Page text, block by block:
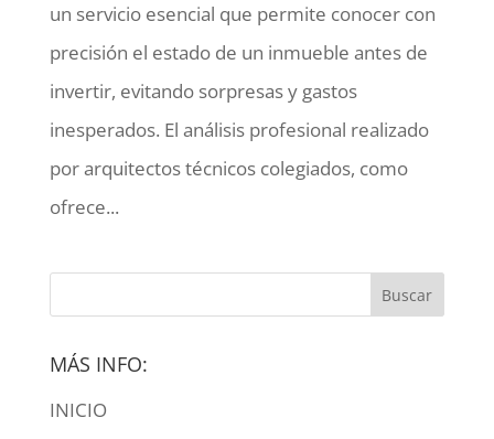
un servicio esencial que permite conocer con
precisión el estado de un inmueble antes de
invertir, evitando sorpresas y gastos
inesperados. El análisis profesional realizado
por arquitectos técnicos colegiados, como
ofrece...
MÁS INFO:
INICIO